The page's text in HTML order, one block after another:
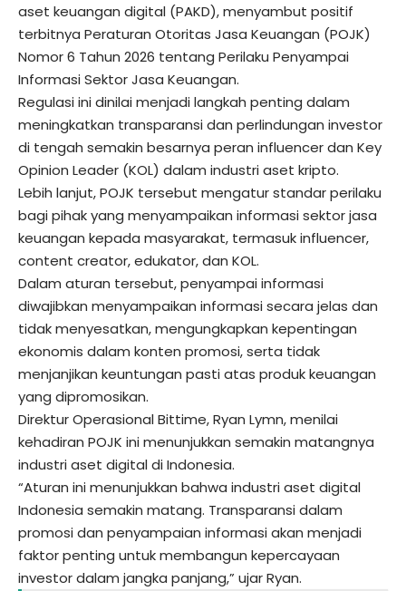
aset keuangan digital (PAKD), menyambut positif
terbitnya Peraturan Otoritas Jasa Keuangan (POJK)
Nomor 6 Tahun 2026 tentang Perilaku Penyampai
Informasi Sektor Jasa Keuangan.
Regulasi ini dinilai menjadi langkah penting dalam
meningkatkan transparansi dan perlindungan investor
di tengah semakin besarnya peran influencer dan Key
Opinion Leader (KOL) dalam industri aset kripto.
Lebih lanjut, POJK tersebut mengatur standar perilaku
bagi pihak yang menyampaikan informasi sektor jasa
keuangan kepada masyarakat, termasuk influencer,
content creator, edukator, dan KOL.
Dalam aturan tersebut, penyampai informasi
diwajibkan menyampaikan informasi secara jelas dan
tidak menyesatkan, mengungkapkan kepentingan
ekonomis dalam konten promosi, serta tidak
menjanjikan keuntungan pasti atas produk keuangan
yang dipromosikan.
Direktur Operasional Bittime, Ryan Lymn, menilai
kehadiran POJK ini menunjukkan semakin matangnya
industri aset digital di Indonesia.
“Aturan ini menunjukkan bahwa industri aset digital
Indonesia semakin matang. Transparansi dalam
promosi dan penyampaian informasi akan menjadi
faktor penting untuk membangun kepercayaan
investor dalam jangka panjang,” ujar Ryan.